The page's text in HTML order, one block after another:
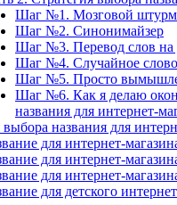
Шаг №1. Мозговой штурм
Шаг №2. Синонимайзер
Шаг №3. Перевод слов на
Шаг №4. Случайное слово
Шаг №5. Просто
Шаг №6. Как я делаю
названия для интернет-
названия для
для интернет-
для интернет-
для интернет-
для детского